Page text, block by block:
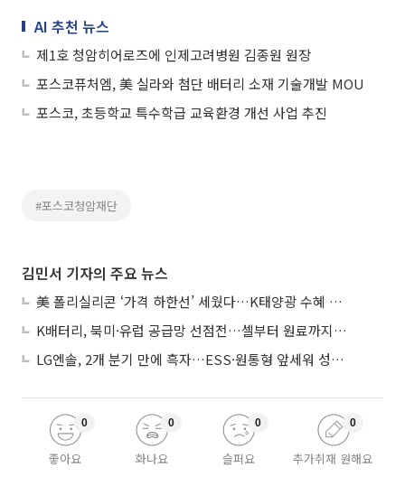
AI 추천 뉴스
제1호 청암히어로즈에 인제고려병원 김종원 원장
포스코퓨처엠, 美 실라와 첨단 배터리 소재 기술개발 MOU
포스코, 초등학교 특수학급 교육환경 개선 사업 추진
#포스코청암재단
김민서 기자의 주요 뉴스
美 폴리실리콘 ‘가격 하한선’ 세웠다…K태양광 수혜 기대
K배터리, 북미·유럽 공급망 선점전…셀부터 원료까지 현지화
LG엔솔, 2개 분기 만에 흑자…ESS·원통형 앞세워 성장 가속
좋아요
0
화나요
0
슬퍼요
0
추가취재 원해요
0